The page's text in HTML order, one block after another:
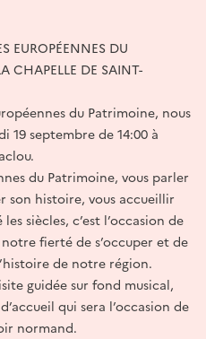
EUROPÉENNES DU
CHAPELLE DE SAINT-
du Patrimoine, nous
19 septembre de 14:00 à
du Patrimoine, vous parler
son histoire, vous accueillir
siècles, c’est l’occasion de
fierté de s’occuper et de
de notre région.
guidée sur fond musical,
qui sera l’occasion de
normand.